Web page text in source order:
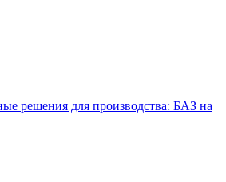
решения для производства: БАЗ на